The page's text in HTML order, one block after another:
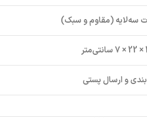
سه‌لایه (مقاوم و سبک)
و ارسال پستی